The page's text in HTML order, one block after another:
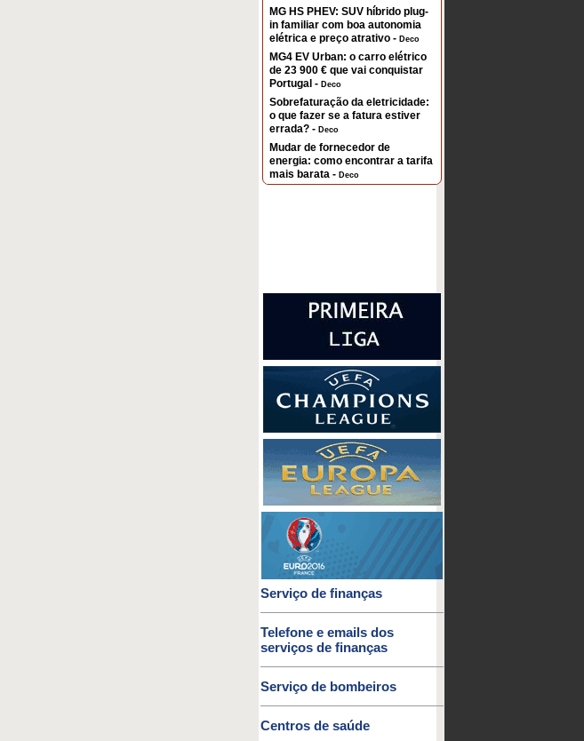
MG HS PHEV: SUV híbrido plug-
in familiar com boa autonomia
elétrica e preço atrativo -Deco
MG4 EV Urban: o carro elétrico
de 23 900 € que vai conquistar
Portugal -Deco
Sobrefaturação da eletricidade:
o que fazer se a fatura estiver
errada? -Deco
Mudar de fornecedor de
energia: como encontrar a tarifa
mais barata -Deco
Serviço de finanças
Telefone e emails dos
serviços de finanças
Serviço de bombeiros
Centros de saúde